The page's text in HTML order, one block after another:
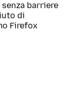
barriere
di
Firefox